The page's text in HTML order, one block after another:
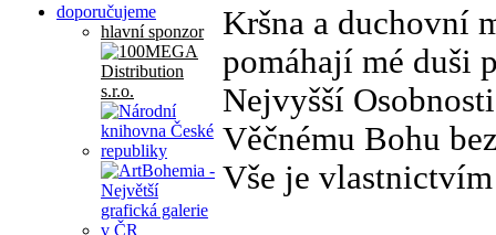
doporučujeme
hlavní sponzor
Kršna a duchovní
pomáhají mé duši
Nejvyšší
Věčnému Bohu
Vše je